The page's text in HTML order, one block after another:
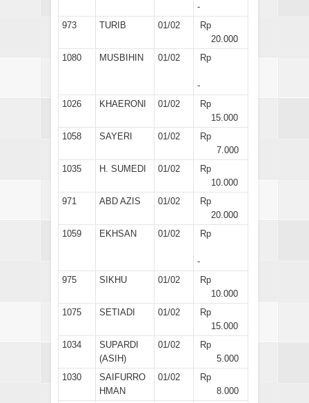
-
973
TURIB 01/02
Rp
20.000
1080
MUSBIHIN 01/02 Rp
-
1026
KHAERONI 01/02
Rp
15.000
1058
SAYERI 01/02
Rp
7.000
1035
H. SUMEDI 01/02
Rp
10.000
971
ABD AZIS 01/02
Rp
20.000
1059
EKHSAN 01/02 Rp
-
975
SIKHU 01/02
Rp
10.000
1075
SETIADI 01/02
Rp
15.000
1034
SUPARDI
(ASIH)
01/02
Rp
5.000
1030
SAIFURRO
HMAN
01/02
Rp
8.000